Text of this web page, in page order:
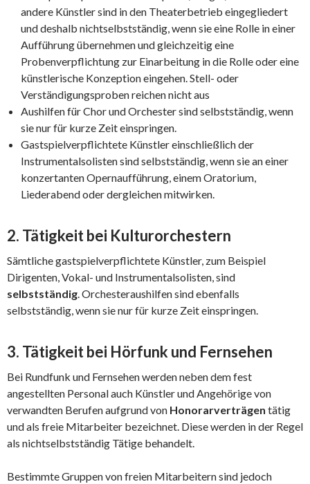
andere Künstler sind in den Theaterbetrieb eingegliedert
und deshalb nichtselbstständig, wenn sie eine Rolle in einer
Aufführung übernehmen und gleichzeitig eine
Probenverpflichtung zur Einarbeitung in die Rolle oder eine
künstlerische Konzeption eingehen. Stell- oder
Verständigungsproben reichen nicht aus
Aushilfen für Chor und Orchester sind selbstständig, wenn
sie nur für kurze Zeit einspringen.
Gastspielverpflichtete Künstler einschließlich der
Instrumentalsolisten sind selbstständig, wenn sie an einer
konzertanten Opernaufführung, einem Oratorium,
Liederabend oder dergleichen mitwirken.
2. Tätigkeit bei Kulturorchestern
Sämtliche gastspielverpflichtete Künstler, zum Beispiel
Dirigenten, Vokal- und Instrumentalsolisten, sind
selbstständig. Orchesteraushilfen sind ebenfalls
selbstständig, wenn sie nur für kurze Zeit einspringen.
3. Tätigkeit bei Hörfunk und Fernsehen
Bei Rundfunk und Fernsehen werden neben dem fest
angestellten Personal auch Künstler und Angehörige von
verwandten Berufen aufgrund von Honorarverträgen tätig
und als freie Mitarbeiter bezeichnet. Diese werden in der Regel
als nichtselbstständig Tätige behandelt.
Bestimmte Gruppen von freien Mitarbeitern sind jedoch